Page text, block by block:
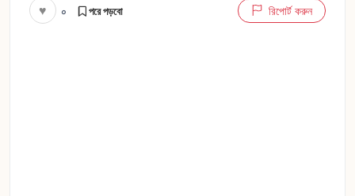
♥ ০ পরে পড়বো রিপোর্ট করুন